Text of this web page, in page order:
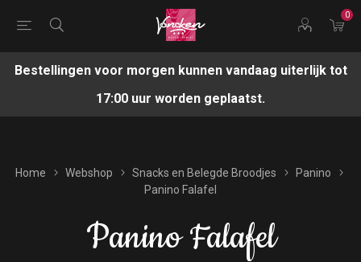
0
Bestellingen voor morgen kunnen vandaag uiterlijk tot
17:00 uur worden geplaatst.
Home Webshop Snacks en Belegde Broodjes
Panino
Panino Falafel
Panino Falafel